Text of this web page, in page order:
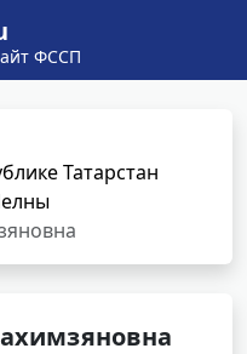
ФССП
Татарстан